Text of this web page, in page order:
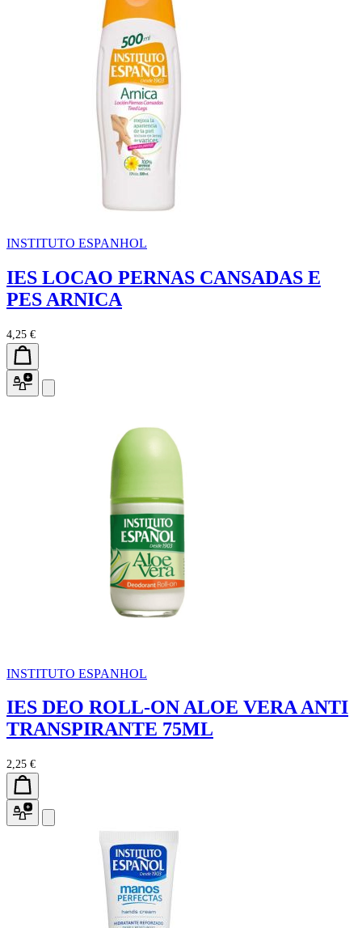
INSTITUTO ESPANHOL
IES LOCAO PERNAS CANSADAS E
PES ARNICA
4,25 €
INSTITUTO ESPANHOL
IES DEO ROLL-ON ALOE VERA ANTI
TRANSPIRANTE 75ML
2,25 €